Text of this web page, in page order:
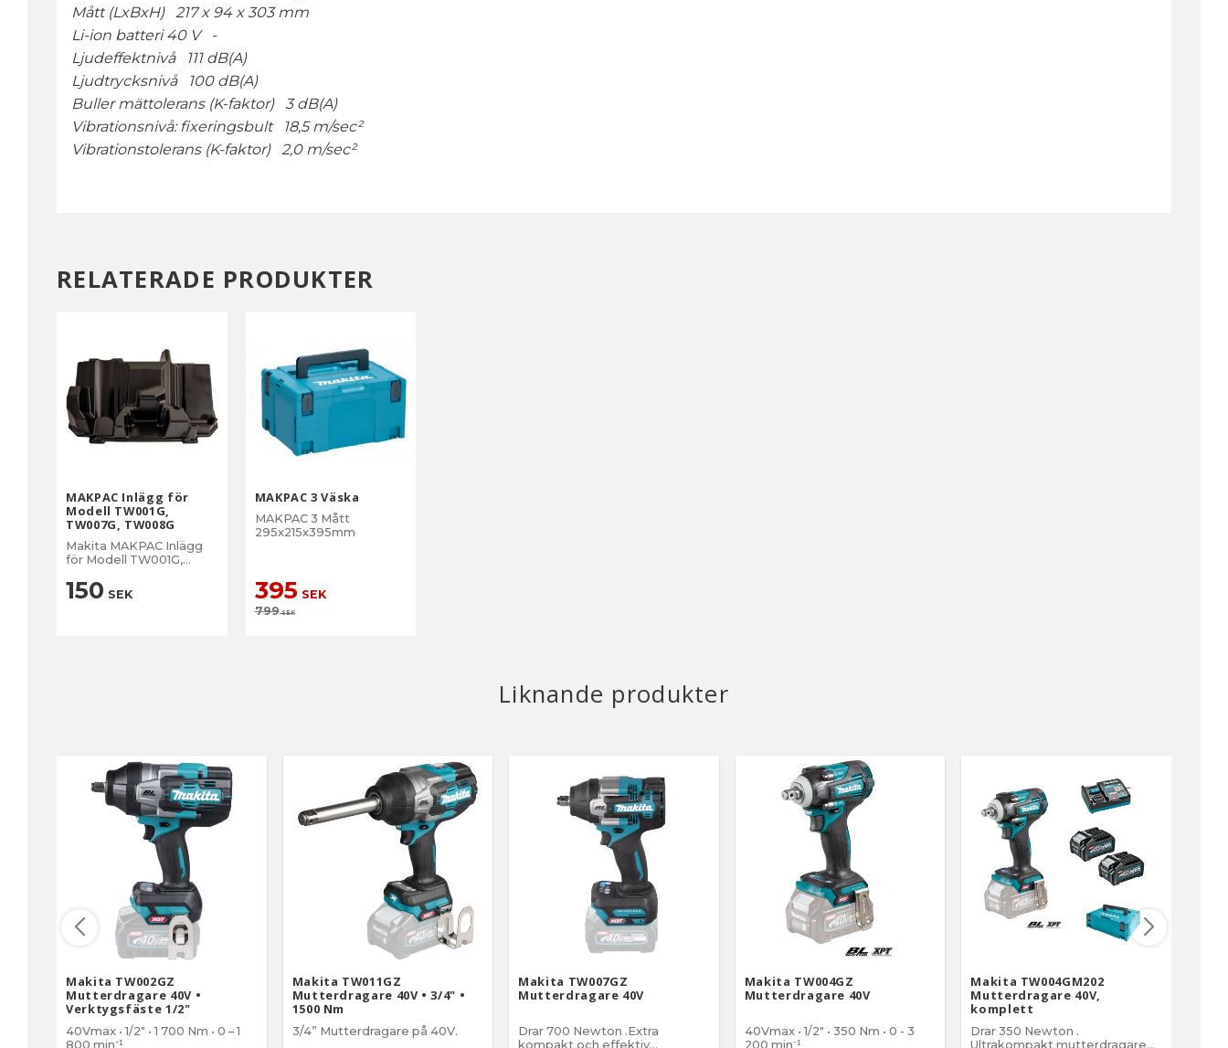
Mått (LxBxH) 217 x 94 x 303 mm
Li-ion batteri 40 V -
Ljudeffektnivå 111 dB(A)
Ljudtrycksnivå 100 dB(A)
Buller mättolerans (K-faktor) 3 dB(A)
Vibrationsnivå: fixeringsbult 18,5 m/sec²
Vibrationstolerans (K-faktor) 2,0 m/sec²
RELATERADE PRODUKTER
MAKPAC Inlägg för
Modell TW001G,
TW007G, TW008G
Makita MAKPAC Inlägg
för Modell TW001G,
150 SEK
MAKPAC 3 Väska
MAKPAC 3 Mått
295x215x395mm
395 SEK
799SEK
Liknande produkter
Makita TW002GZ
Mutterdragare 40V •
Verktygsfäste 1/2"
40Vmax • 1/2" • 1 700 Nm • 0 – 1
800 min⁻¹
Makita TW011GZ
Mutterdragare 40V • 3/4" •
1500 Nm
3/4” Mutterdragare på 40V.
Makita TW007GZ
Mutterdragare 40V
Drar 700 Newton .Extra
kompakt och effektiv
Makita TW004GZ
Mutterdragare 40V
40Vmax • 1/2" • 350 Nm • 0 - 3
200 min⁻¹
Makita TW004GM202
Mutterdragare 40V,
komplett
Drar 350 Newton .
Ultrakompakt mutterdragare